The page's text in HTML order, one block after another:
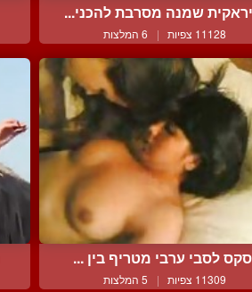
שמנה מסרבת להכני...
11128 צפיות | 6 המלצות
סקס לסבי ערבי מטריף בין ...
11309 צפיות | 5 המלצות